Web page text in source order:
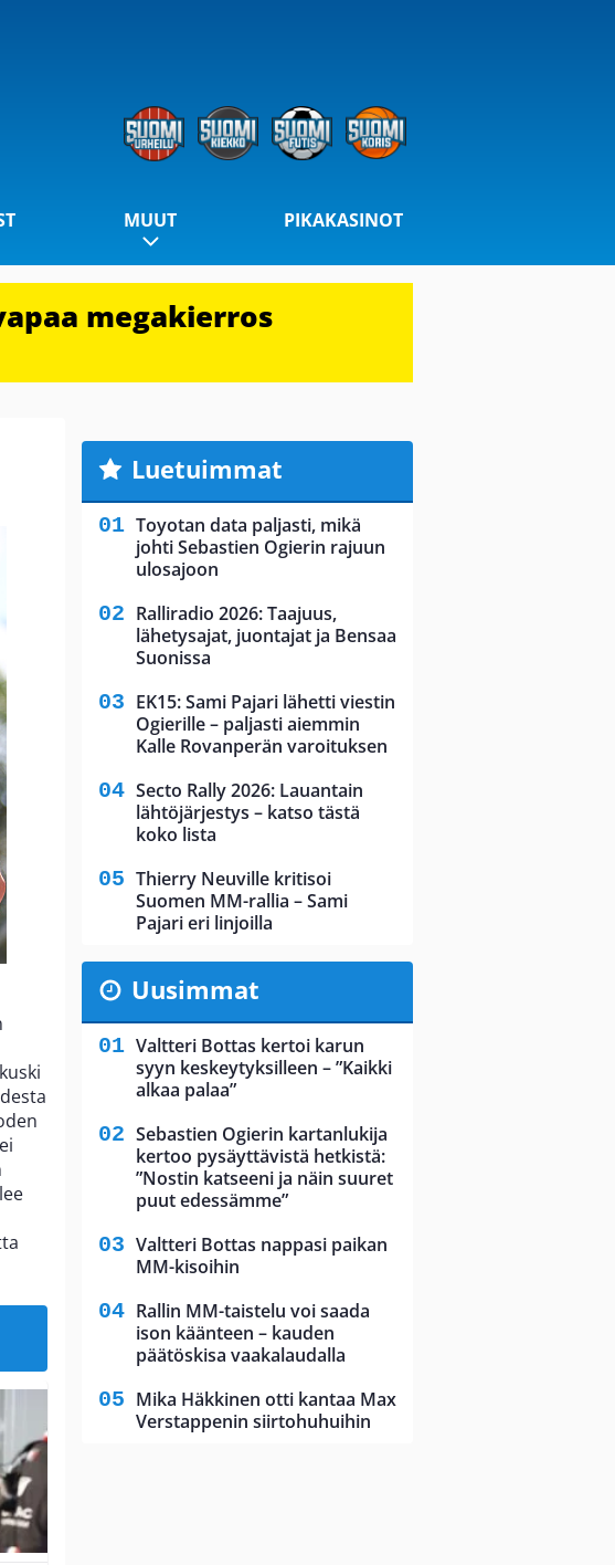
MUUT PIKAKASINOT
megakierros
Luetuimmat
Toyotan data paljasti, mikä
johti Sebastien Ogierin rajuun
ulosajoon
Ralliradio 2026: Taajuus,
lähetysajat, juontajat ja Bensaa
Suonissa
EK15: Sami Pajari lähetti viestin
Ogierille – paljasti aiemmin
Kalle Rovanperän varoituksen
Secto Rally 2026: Lauantain
lähtöjärjestys – katso tästä
koko lista
Thierry Neuville kritisoi
Suomen MM-rallia – Sami
Pajari eri linjoilla
Uusimmat
Valtteri Bottas kertoi karun
syyn keskeytyksilleen – ”Kaikki
alkaa palaa”
Sebastien Ogierin kartanlukija
kertoo pysäyttävistä hetkistä:
”Nostin katseeni ja näin suuret
puut edessämme”
Valtteri Bottas nappasi paikan
MM-kisoihin
Rallin MM-taistelu voi saada
ison käänteen – kauden
päätöskisa vaakalaudalla
Mika Häkkinen otti kantaa Max
Verstappenin siirtohuhuihin